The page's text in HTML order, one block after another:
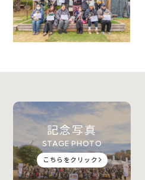
記念写真
STAGE PHOTO
こちらをクリック